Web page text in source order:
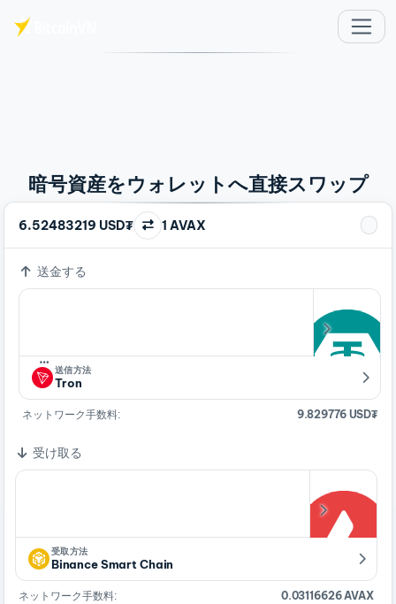
暗号資産をウォレットへ直接スワップ
6.52483219 USD₮ 1 AVAX
送金する
…
送信方法
Tron
ネットワーク手数料: 9.829776 USD₮
受け取る
受取方法
Binance Smart Chain
ネットワーク手数料: 0.03116626 AVAX